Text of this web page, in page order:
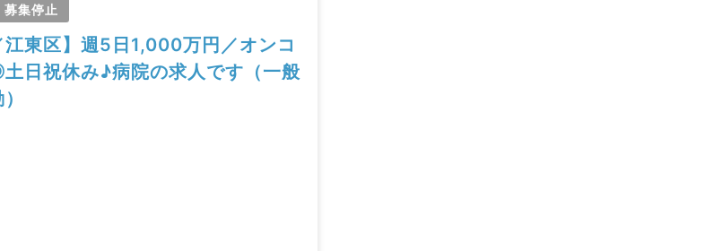
募集停止
江東区】週5日1,000万円／オンコ
日祝休み♪病院の求人です（一般